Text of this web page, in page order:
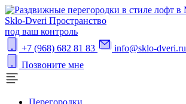
Sklo-Dveri Пространство
под ваш контроль
+7 (968) 682 81 83
info@sklo-dveri.ru
Позвоните мне
Перегородки